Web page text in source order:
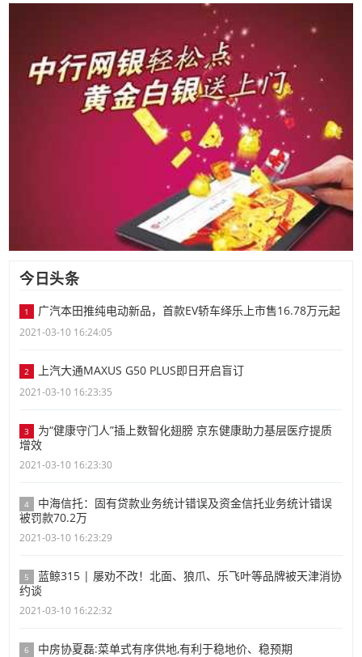
今日头条
1 广汽本田推纯电动新品，首款EV轿车绎乐上市售16.78万元起
2021-03-10 16:24:05
2 上汽大通MAXUS G50 PLUS即日开启盲订
2021-03-10 16:23:35
3
为“健康守门人”插上数智化翅膀 京东健康助力基层医疗提质
增效
2021-03-10 16:23:30
4
中海信托：固有贷款业务统计错误及资金信托业务统计错误
被罚款70.2万
2021-03-10 16:23:29
5
蓝鲸315 | 屡劝不改！北面、狼爪、乐飞叶等品牌被天津消协
约谈
2021-03-10 16:22:32
6 中房协夏磊:菜单式有序供地,有利于稳地价、稳预期